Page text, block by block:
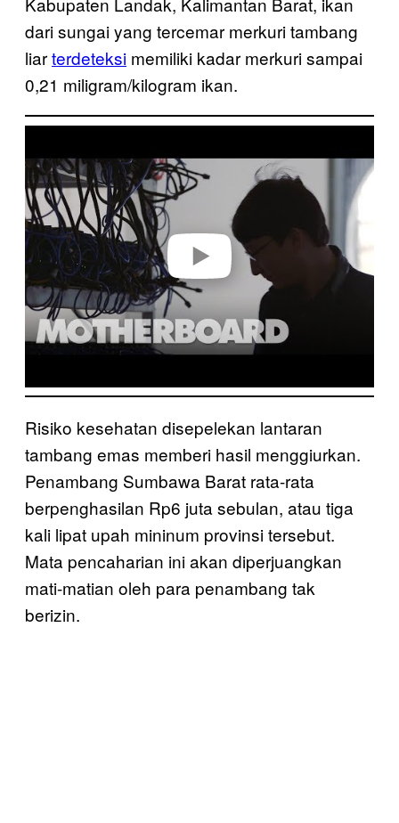
dari sungai yang tercemar merkuri tambang
liarterdeteksi memiliki kadar merkuri sampai
0,21 miligram/kilogram ikan.
a
y
v
i
d
e
o
Risiko kesehatan disepelekan lantaran
tambang emas memberi hasil menggiurkan.
Penambang Sumbawa Barat rata-rata
berpenghasilan Rp6 juta sebulan, atau tiga
kali lipat upah mininum provinsi tersebut.
Mata pencaharian ini akan diperjuangkan
mati-matian oleh para penambang tak
berizin.